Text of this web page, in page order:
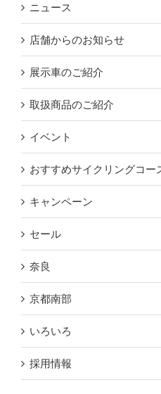
ニュース
店舗からのお知らせ
展示車のご紹介
取扱商品のご紹介
イベント
おすすめサイクリングコー
キャンペーン
セール
奈良
京都南部
いろいろ
採用情報